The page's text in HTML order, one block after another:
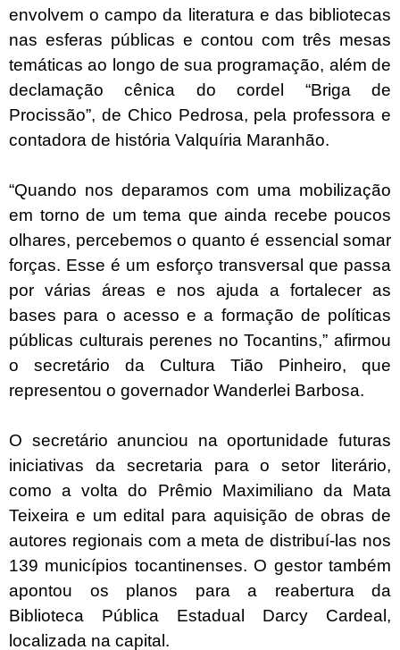
envolvem o campo da literatura e das bibliotecas
nas esferas públicas e contou com três mesas
temáticas ao longo de sua programação, além de
declamação cênica do cordel “Briga de
Procissão”, de Chico Pedrosa, pela professora e
contadora de história Valquíria Maranhão.
“Quando nos deparamos com uma mobilização
em torno de um tema que ainda recebe poucos
olhares, percebemos o quanto é essencial somar
forças. Esse é um esforço transversal que passa
por várias áreas e nos ajuda a fortalecer as
bases para o acesso e a formação de políticas
públicas culturais perenes no Tocantins,” afirmou
o secretário da Cultura Tião Pinheiro, que
representou o governador Wanderlei Barbosa.
O secretário anunciou na oportunidade futuras
iniciativas da secretaria para o setor literário,
como a volta do Prêmio Maximiliano da Mata
Teixeira e um edital para aquisição de obras de
autores regionais com a meta de distribuí-las nos
139 municípios tocantinenses. O gestor também
apontou os planos para a reabertura da
Biblioteca Pública Estadual Darcy Cardeal,
localizada na capital.